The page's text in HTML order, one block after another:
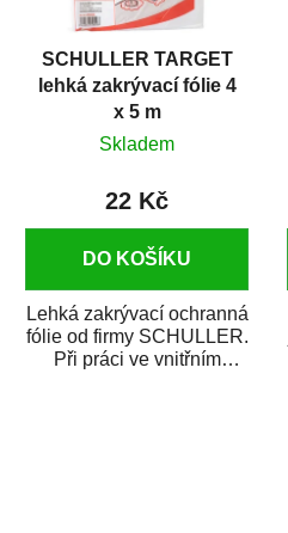
SCHULLER TARGET
lehká zakrývací fólie 4
x 5 m
Skladem
22 Kč
DO KOŠÍKU
Lehká zakrývací ochranná
fólie od firmy SCHULLER.
Při práci ve vnitřním